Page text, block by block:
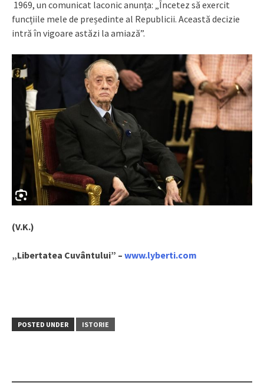
1969, un comunicat laconic anunța: „Încetez să exercit
funcțiile mele de președinte al Republicii. Această decizie
intră în vigoare astăzi la amiază”.
(V.K.)
„Libertatea Cuvântului” – www.lyberti.com
POSTED UNDER ISTORIE